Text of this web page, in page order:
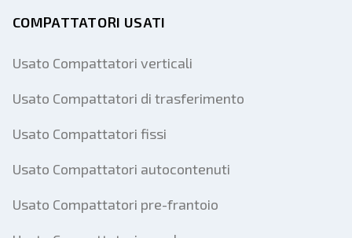
COMPATTATORI USATI
Usato Compattatori verticali
Usato Compattatori di trasferimento
Usato Compattatori fissi
Usato Compattatori autocontenuti
Usato Compattatori pre-frantoio